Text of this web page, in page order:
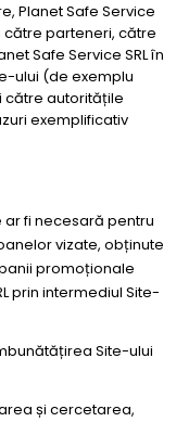
Planet Safe Service
către parteneri, către
Safe Service SRL în
ului (de exemplu
către autoritățile
exemplificativ
fi necesară pentru
vizate, obținute
promoționale
prin intermediul Site-
Site-ului
și cercetarea,